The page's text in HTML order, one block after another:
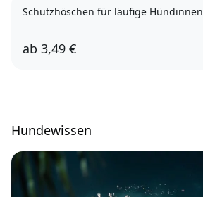
Schutzhöschen für läufige Hündinnen
ab 3,49 €
Hundewissen